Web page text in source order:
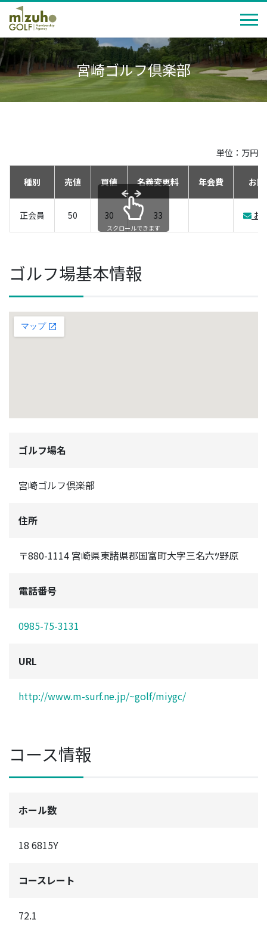
宮崎ゴルフ倶楽部
単位：万円
種別 売値 買値 名義変更料 年会費 お
正会員 50 30 33 お
スクロールできます
ゴルフ場基本情報
ゴルフ場名
宮崎ゴルフ倶楽部
住所
〒880-1114 宮崎県東諸県郡国富町大字三名六ﾂ野原
電話番号
0985-75-3131
URL
http://www.m-surf.ne.jp/~golf/miygc/
コース情報
ホール数
18 6815Y
コースレート
72.1